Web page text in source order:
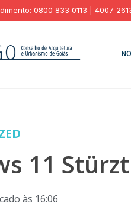
0800 833 0113 | 4007
11
às 16:06